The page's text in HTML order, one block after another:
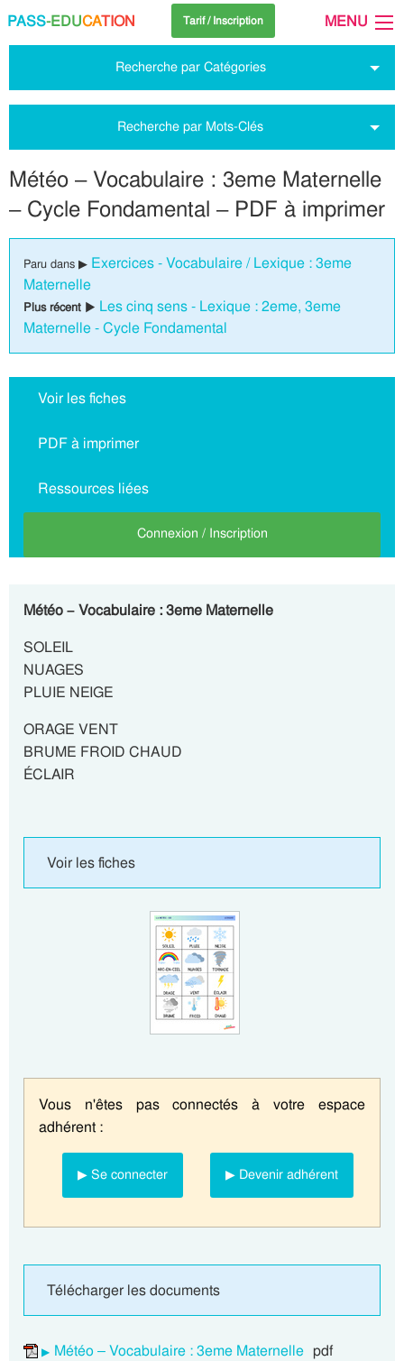
PASS-EDUCATION Tarif / Inscription MENU
Recherche par Catégories
Recherche par Mots-Clés
Météo – Vocabulaire : 3eme Maternelle
– Cycle Fondamental – PDF à imprimer
Paru dans ▶ Exercices - Vocabulaire / Lexique : 3eme
Maternelle
Plus récent ▶ Les cinq sens - Lexique : 2eme, 3eme
Maternelle - Cycle Fondamental
Voir les fiches
PDF à imprimer
Ressources liées
Connexion / Inscription
Météo – Vocabulaire : 3eme Maternelle
SOLEIL
NUAGES
PLUIE NEIGE
ORAGE VENT
BRUME FROID CHAUD
ÉCLAIR
Voir les fiches
Vous n'êtes pas connectés à votre espace
adhérent :
▶ Se connecter ▶ Devenir adhérent
Télécharger les documents
Météo – Vocabulaire : 3eme Maternelle pdf